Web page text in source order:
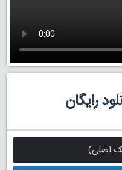
رایگان
اصلی)